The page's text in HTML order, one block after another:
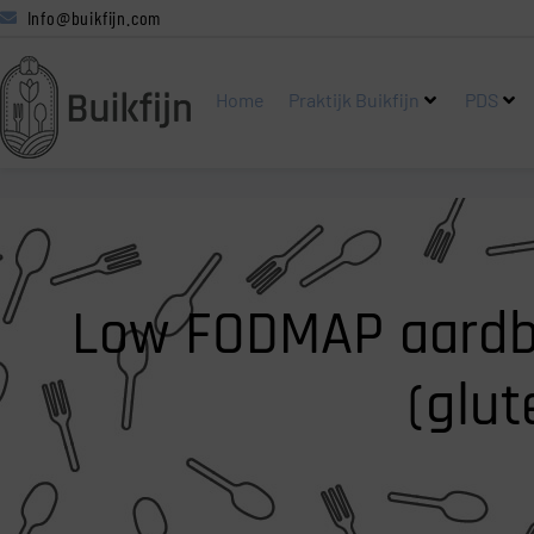
Info@buikfijn.com
Home Praktijk Buikfijn PDS
Low FODMAP